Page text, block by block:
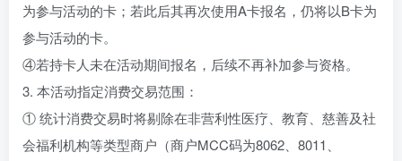
为参与活动的卡；若此后其再次使用A卡报名，仍将以B卡为
参与活动的卡。
④若持卡人未在活动期间报名，后续不再补加参与资格。
3. 本活动指定消费交易范围：
① 统计消费交易时将剔除在非营利性医疗、教育、慈善及社
会福利机构等类型商户（商户MCC码为8062、8011、